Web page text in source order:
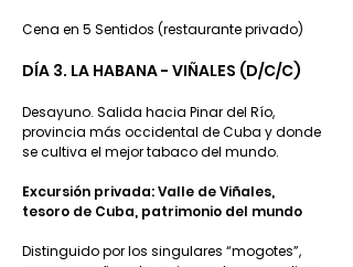
Cena en 5 Sentidos (restaurante privado)
DÍA 3. LA HABANA - VIÑALES (D/C/C)
Desayuno. Salida hacia Pinar del Río,
provincia más occidental de Cuba y donde
se cultiva el mejor tabaco del mundo.
Excursión privada: Valle de Viñales,
tesoro de Cuba, patrimonio del mundo
Distinguido por los singulares “mogotes”,